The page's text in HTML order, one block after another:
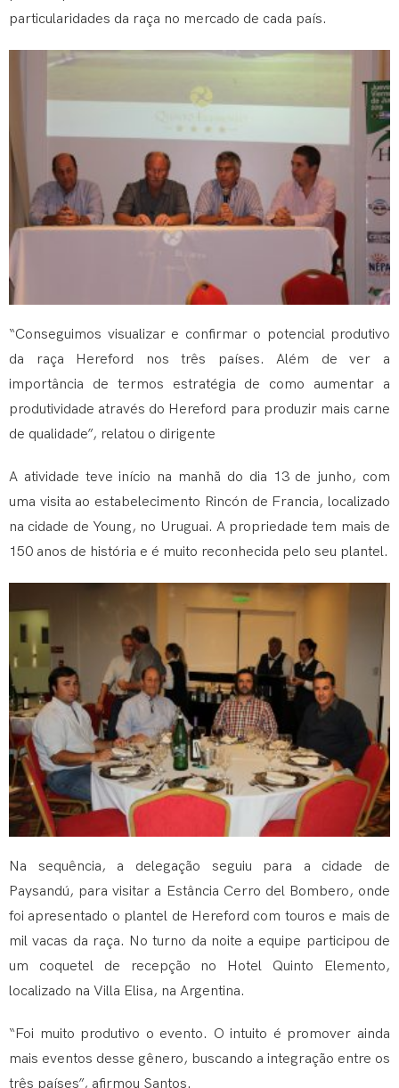
particularidades da raça no mercado de cada país.
“Conseguimos visualizar e confirmar o potencial produtivo
da raça Hereford nos três países. Além de ver a
importância de termos estratégia de como aumentar a
produtividade através do Hereford para produzir mais carne
de qualidade”, relatou o dirigente
A atividade teve início na manhã do dia 13 de junho, com
uma visita ao estabelecimento Rincón de Francia, localizado
na cidade de Young, no Uruguai. A propriedade tem mais de
150 anos de história e é muito reconhecida pelo seu plantel.
Na sequência, a delegação seguiu para a cidade de
Paysandú, para visitar a Estância Cerro del Bombero, onde
foi apresentado o plantel de Hereford com touros e mais de
mil vacas da raça. No turno da noite a equipe participou de
um coquetel de recepção no Hotel Quinto Elemento,
localizado na Villa Elisa, na Argentina.
“Foi muito produtivo o evento. O intuito é promover ainda
mais eventos desse gênero, buscando a integração entre os
três países”, afirmou Santos.